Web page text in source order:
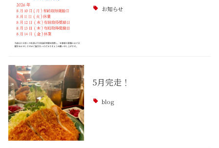
お知らせ
5月完走！
blog